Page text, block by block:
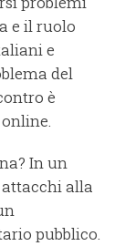
e il ruolo
e
del
è
In un
alla
pubblico.